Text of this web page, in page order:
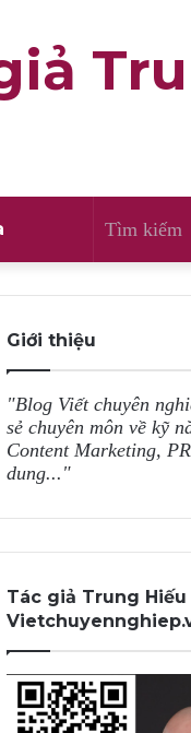
Giới thiệu
"Blog Viết chuyên
sẻ chuyên môn về kỹ
Content Marketing,
dung..."
Tác giả Trung Hiếu